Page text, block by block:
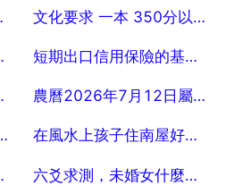
2025-07-29
怎麼樣 文化要求 一本 350分以上 二本 340分以上。 這是什麼意思？
2025-07-29
少名將軍 短期出口信用保險的基本概念
2025-07-29
啊？ 農曆2026年7月12日屬雞和農曆2026年2月4日屬狗的八字合麼
2025-07-29
遊戲盒單機遊戲 在風水上孩子住南屋好還是北屋好
2025-07-29
生經歷？？ 六爻求測，未婚女什麼時候能結婚。。